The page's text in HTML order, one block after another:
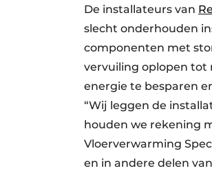
De installateurs van
slecht onderhouden
componenten met
vervuiling oplopen tot
energie te besparen
“Wij leggen de
houden we rekening
Vloerverwarming
en in andere delen